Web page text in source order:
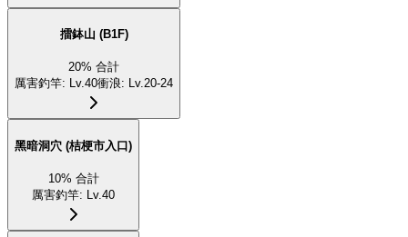
擂鉢山 (B1F)
20% 合計
厲害釣竿: Lv.40衝浪: Lv.20-24
黑暗洞穴 (桔梗市入口)
10% 合計
厲害釣竿: Lv.40